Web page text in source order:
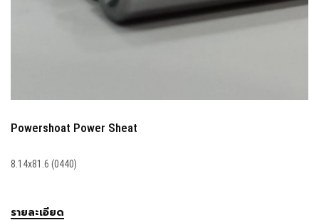
Powershoat Power Sheat
8.14x81.6 (0440)
รายละเอียด